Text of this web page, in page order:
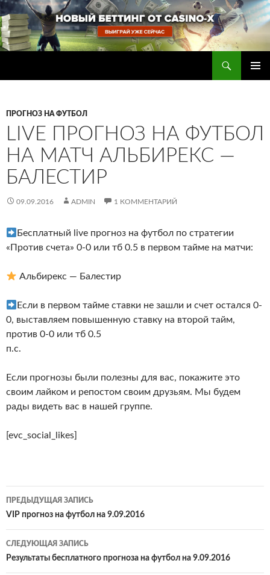
Перейти
к
содержимому
ПРОГНОЗ НА ФУТБОЛ
LIVE ПРОГНОЗ НА ФУТБОЛ
НА МАТЧ АЛЬБИРЕКС —
БАЛЕСТИР
09.09.2016 ADMIN 1 КОММЕНТАРИЙ
Бесплатный live прогноз на футбол по стратегии
«Против счета» 0-0 или тб 0.5 в первом тайме на матчи:
Альбирекс — Балестир
Если в первом тайме ставки не зашли и счет остался 0-
0, выставляем повышенную ставку на второй тайм,
против 0-0 или тб 0.5
п.с.
Если прогнозы были полезны для вас, покажите это
своим лайком и репостом своим друзьям. Мы будем
рады видеть вас в нашей группе.
[evc_social_likes]
Навигация
по
записям
ПРЕДЫДУЩАЯ ЗАПИСЬ
VIP прогноз на футбол на 9.09.2016
СЛЕДУЮЩАЯ ЗАПИСЬ
Результаты бесплатного прогноза на футбол на 9.09.2016